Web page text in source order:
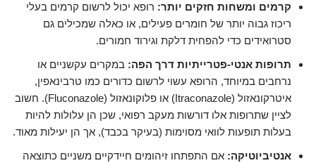
קרמים ומשחות חזקים יותר: רופא יכול לרשום קרמים בעלי
ריכוז גבוה יותר של חומרים פעילים, או כאלה שמכילים גם
סטרואידים כדי להפחית דלקת וגירוד חמורים.
תרופות אנטי-פטרייתיות דרך הפה: במקרים עקשניים או
נרחבים במיוחד, הרופא עשוי לרשום כדורים כמו טרבינאפין,
איטרקונאזול (Itraconazole) או פלוקונאזול (Fluconazole). חשוב
לציין שתרופות אלו דורשות מעקב רפואי, שכן הן עלולות להיות
בעלות תופעות לוואי מסוימות (בעיקר בכבד), אך הן יעילות מאוד.
אנטיביוטיקה: אם התפתחו זיהומים חיידקיים משניים כתוצאה